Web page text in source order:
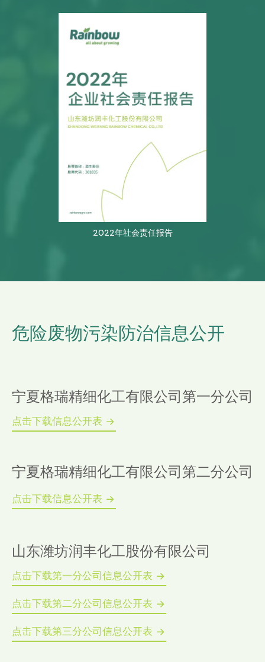
2022年社会责任报告
危险废物污染防治信息公开
宁夏格瑞精细化工有限公司第一分公司
点击下载信息公开表
宁夏格瑞精细化工有限公司第二分公司
点击下载信息公开表
山东潍坊润丰化工股份有限公司
点击下载第一分公司信息公开表
点击下载第二分公司信息公开表
点击下载第三分公司信息公开表